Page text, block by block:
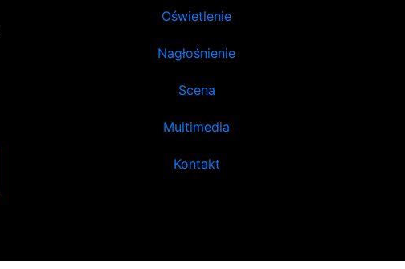
Oświetlenie
Nagłośnienie
Scena
Multimedia
Kontakt